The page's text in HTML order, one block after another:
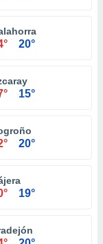
20°
15°
20°
19°